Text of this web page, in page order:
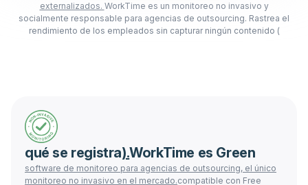
externalizados. WorkTime es un monitoreo no invasivo y
socialmente responsable para agencias de outsourcing. Rastrea el
rendimiento de los empleados sin capturar ningún contenido (
qué se registra).WorkTime es Green
software de monitoreo para agencias de outsourcing, el único
monitoreo no invasivo en el mercado.compatible con Free